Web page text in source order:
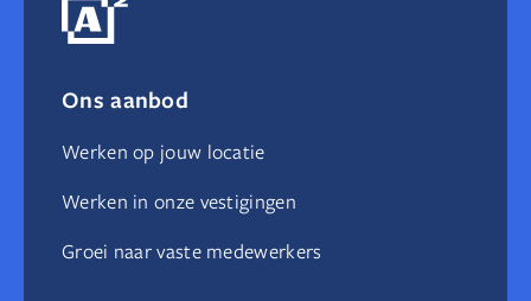
Ik help jou.
Wij lossen het op.
Ons aanbod
Werken op jouw locatie
Werken in onze vestigingen
Groei naar vaste medewerkers